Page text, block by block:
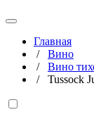
Главная
/ Вино
/ Вино
/ Tussock